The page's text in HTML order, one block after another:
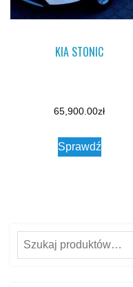
KIA STONIC
65,900.00zł
Sprawdź
Szukaj: